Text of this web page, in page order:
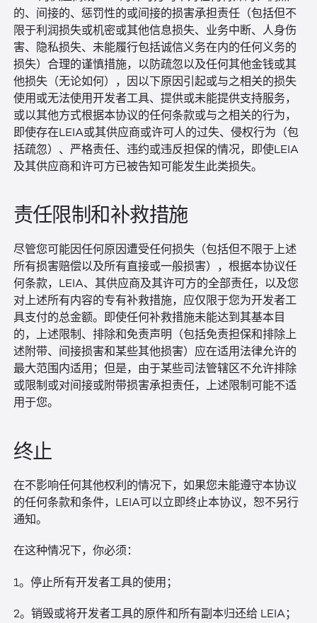
的、间接的、惩罚性的或间接的损害承担责任（包括但不
限于利润损失或机密或其他信息损失、业务中断、人身伤
害、隐私损失、未能履行包括诚信义务在内的任何义务的
损失）合理的谨慎措施，以防疏忽以及任何其他金钱或其
他损失（无论如何），因以下原因引起或与之相关的损失
使用或无法使用开发者工具、提供或未能提供支持服务，
或以其他方式根据本协议的任何条款或与之相关的行为，
即使存在LEIA或其供应商或许可人的过失、侵权行为（包
括疏忽）、严格责任、违约或违反担保的情况，即使LEIA
及其供应商和许可方已被告知可能发生此类损失。
责任限制和补救措施
尽管您可能因任何原因遭受任何损失（包括但不限于上述
所有损害赔偿以及所有直接或一般损害），根据本协议任
何条款，LEIA、其供应商及其许可方的全部责任，以及您
对上述所有内容的专有补救措施，应仅限于您为开发者工
具支付的总金额。即使任何补救措施未能达到其基本目
的，上述限制、排除和免责声明（包括免责担保和排除上
述附带、间接损害和某些其他损害）应在适用法律允许的
最大范围内适用；但是，由于某些司法管辖区不允许排除
或限制或对间接或附带损害承担责任，上述限制可能不适
用于您。
终止
在不影响任何其他权利的情况下，如果您未能遵守本协议
的任何条款和条件，LEIA可以立即终止本协议，恕不另行
通知。
在这种情况下，你必须：
1。停止所有开发者工具的使用；
2。销毁或将开发者工具的原件和所有副本归还给 LEIA；